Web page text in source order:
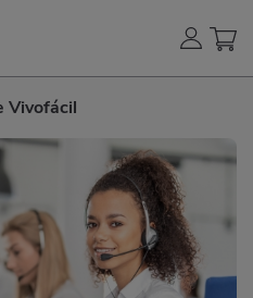
Vivofácil